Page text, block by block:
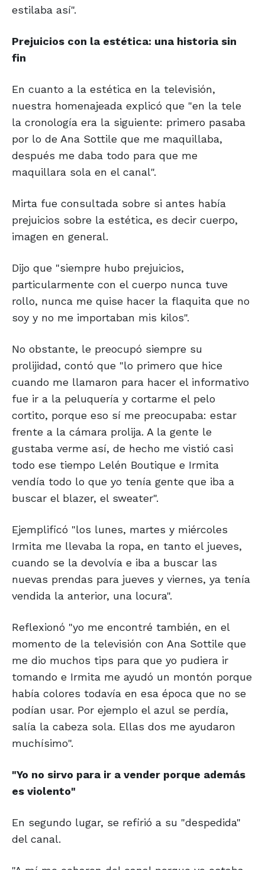
estilaba así".
Prejuicios con la estética: una historia sin
fin
En cuanto a la estética en la televisión,
nuestra homenajeada explicó que "en la tele
la cronología era la siguiente: primero pasaba
por lo de Ana Sottile que me maquillaba,
después me daba todo para que me
maquillara sola en el canal".
Mirta fue consultada sobre si antes había
prejuicios sobre la estética, es decir cuerpo,
imagen en general.
Dijo que "siempre hubo prejuicios,
particularmente con el cuerpo nunca tuve
rollo, nunca me quise hacer la flaquita que no
soy y no me importaban mis kilos".
No obstante, le preocupó siempre su
prolijidad, contó que "lo primero que hice
cuando me llamaron para hacer el informativo
fue ir a la peluquería y cortarme el pelo
cortito, porque eso sí me preocupaba: estar
frente a la cámara prolija. A la gente le
gustaba verme así, de hecho me vistió casi
todo ese tiempo Lelén Boutique e Irmita
vendía todo lo que yo tenía gente que iba a
buscar el blazer, el sweater".
Ejemplificó "los lunes, martes y miércoles
Irmita me llevaba la ropa, en tanto el jueves,
cuando se la devolvía e iba a buscar las
nuevas prendas para jueves y viernes, ya tenía
vendida la anterior, una locura".
Reflexionó "yo me encontré también, en el
momento de la televisión con Ana Sottile que
me dio muchos tips para que yo pudiera ir
tomando e Irmita me ayudó un montón porque
había colores todavía en esa época que no se
podían usar. Por ejemplo el azul se perdía,
salía la cabeza sola. Ellas dos me ayudaron
muchísimo".
"Yo no sirvo para ir a vender porque además
es violento"
En segundo lugar, se refirió a su "despedida"
del canal.